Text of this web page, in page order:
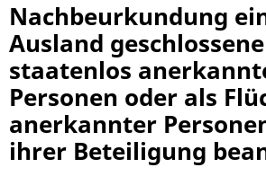
Nachbeurkundung
Ausland
staatenlos
Personen oder als
anerkannter
ihrer Beteiligung